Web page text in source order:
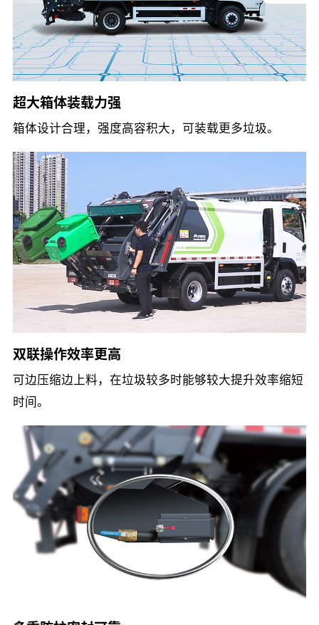
超大箱体装载力强
箱体设计合理，强度高容积大，可装载更多垃圾。
双联操作效率更高
可边压缩边上料，在垃圾较多时能够较大提升效率缩短
时间。